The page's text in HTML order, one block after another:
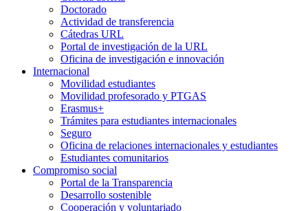
Doctorado
Actividad de transferencia
Cátedras URL
Portal de investigación de la URL
Oficina de investigación e innovación
Internacional
Movilidad estudiantes
Movilidad profesorado y PTGAS
Erasmus+
Trámites para estudiantes internacionales
Seguro
Oficina de relaciones internacionales y estudiantes
Estudiantes comunitarios
Compromiso social
Portal de la Transparencia
Desarrollo sostenible
Cooperación y voluntariado